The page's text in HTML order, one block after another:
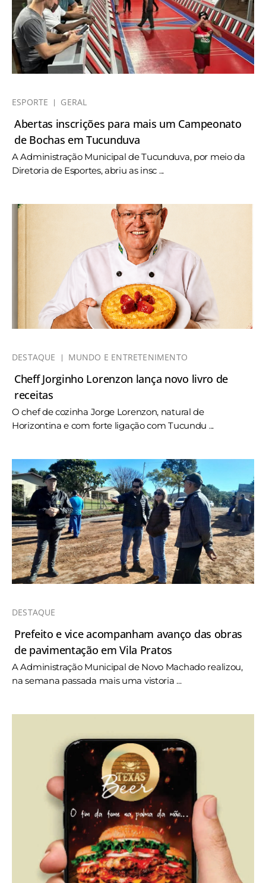
ESPORTE GERAL
Abertas inscrições para mais um Campeonato
de Bochas em Tucunduva
A Administração Municipal de Tucunduva, por meio da
Diretoria de Esportes, abriu as insc ...
DESTAQUE MUNDO E ENTRETENIMENTO
Cheff Jorginho Lorenzon lança novo livro de
receitas
O chef de cozinha Jorge Lorenzon, natural de
Horizontina e com forte ligação com Tucundu ...
DESTAQUE
Prefeito e vice acompanham avanço das obras
de pavimentação em Vila Pratos
A Administração Municipal de Novo Machado realizou,
na semana passada mais uma vistoria ...